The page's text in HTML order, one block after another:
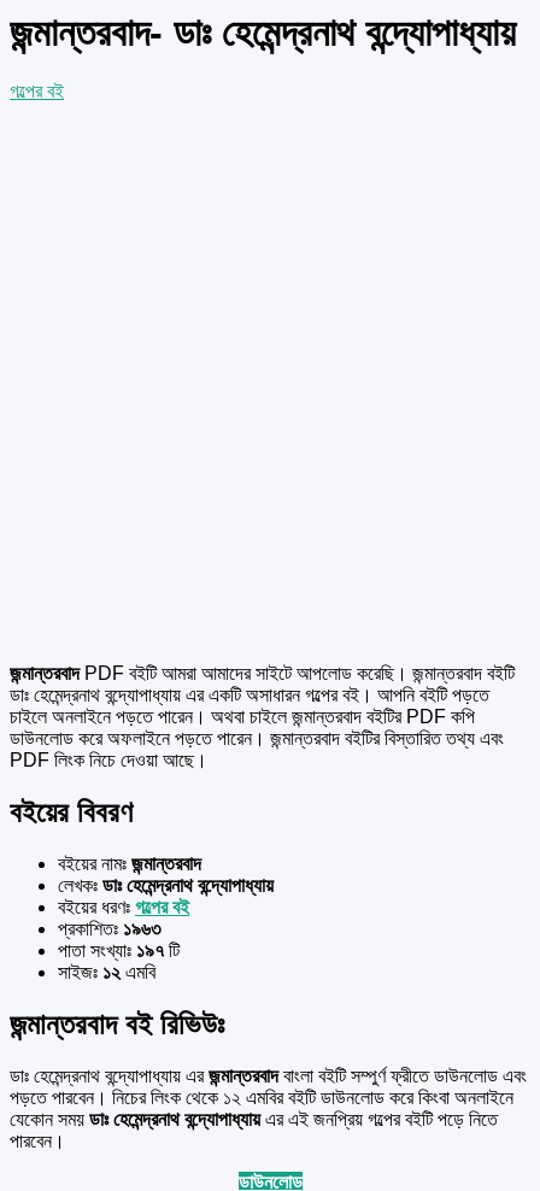
জন্মান্তরবাদ- ডাঃ হেমেন্দ্রনাথ বন্দ্যোপাধ্যায়
গল্পের বই
জন্মান্তরবাদPDF বইটি আমরা আমাদের সাইটে আপলোড করেছি। জন্মান্তরবাদ বইটি
ডাঃ হেমেন্দ্রনাথ বন্দ্যোপাধ্যায় এর একটি অসাধারন গল্পের বই। আপনি বইটি পড়তে
চাইলে অনলাইনে পড়তে পারেন। অথবা চাইলে জন্মান্তরবাদ বইটির PDF কপি
ডাউনলোড করে অফলাইনে পড়তে পারেন। জন্মান্তরবাদ বইটির বিস্তারিত তথ্য এবং
PDF লিংক নিচে দেওয়া আছে।
বইয়ের বিবরণ
বইয়ের নামঃ জন্মান্তরবাদ
লেখকঃ ডাঃ হেমেন্দ্রনাথ বন্দ্যোপাধ্যায়
বইয়ের ধরণঃ গল্পের বই
প্রকাশিতঃ ১৯৬৩
পাতা সংখ্যাঃ ১৯৭ টি
সাইজঃ ১২ এমবি
জন্মান্তরবাদ বই রিভিউঃ
ডাঃ হেমেন্দ্রনাথ বন্দ্যোপাধ্যায় এরজন্মান্তরবাদবাংলা বইটি সম্পুর্ণ ফ্রীতে ডাউনলোড এবং
পড়তে পারবেন। নিচের লিংক থেকে ১২ এমবির বইটি ডাউনলোড করে কিংবা অনলাইনে
যেকোন সময় ডাঃ হেমেন্দ্রনাথ বন্দ্যোপাধ্যায়এর এই জনপ্রিয় গল্পের বইটি পড়ে নিতে
পারবেন।
ডাউনলোড